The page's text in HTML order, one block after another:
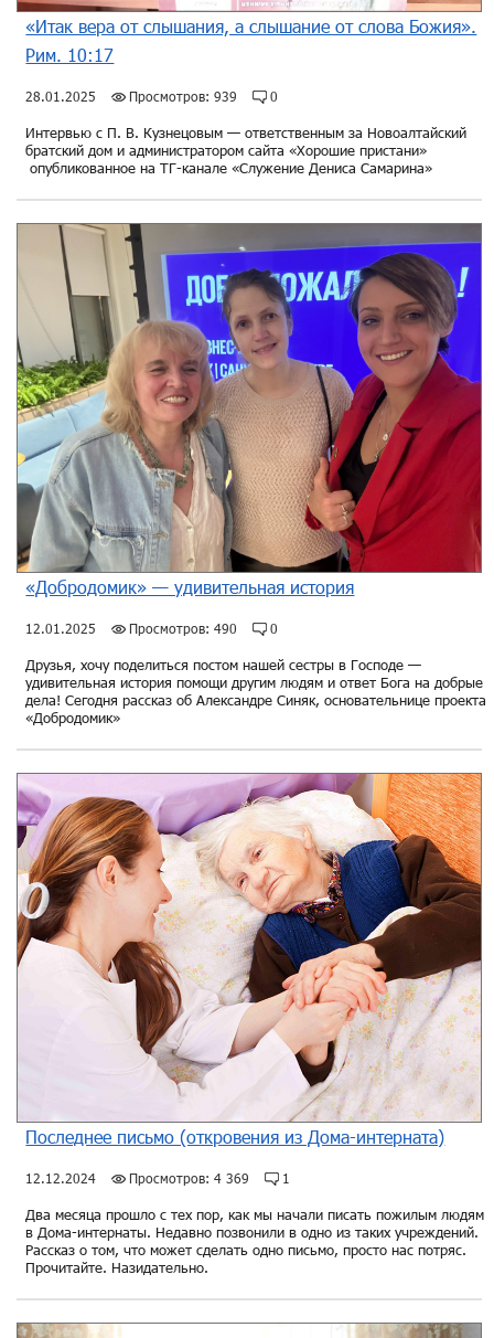
«Итак вера от слышания, а слышание от слова Божия».
Рим. 10:17
28.01.2025 Просмотров: 939 0
Интервью с П. В. Кузнецовым — ответственным за Новоалтайский
братский дом и администратором сайта «Хорошие пристани»
опубликованное на ТГ-канале «Служение Дениса Самарина»
«Добродомик» — удивительная история
12.01.2025 Просмотров: 490 0
Друзья, хочу поделиться постом нашей сестры в Господе —
удивительная история помощи другим людям и ответ Бога на добрые
дела! Сегодня рассказ об Александре Синяк, основательнице проекта
«Добродомик»
Последнее письмо (откровения из Дома-интерната)
12.12.2024 Просмотров: 4 369 1
Два месяца прошло с тех пор, как мы начали писать пожилым людям
в Дома-интернаты. Недавно позвонили в одно из таких учреждений.
Рассказ о том, что может сделать одно письмо, просто нас потряс.
Прочитайте. Назидательно.